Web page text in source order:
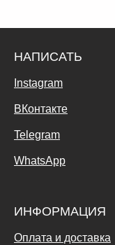
НАПИСАТЬ
Instagram
ВКонтакте
Telegram
WhatsApp
ИНФОРМАЦИЯ
Оплата и доставка